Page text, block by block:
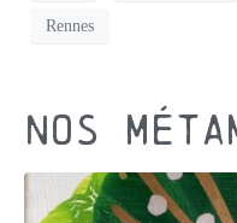
Rennes
Nos